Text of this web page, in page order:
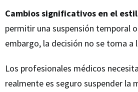
Cambios significativos en el
permitir una suspensión temporal
embargo, la decisión no se toma a
Los profesionales médicos
realmente es seguro suspender la